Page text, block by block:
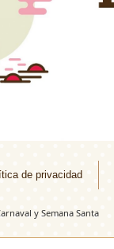
de privacidad
y Semana Santa